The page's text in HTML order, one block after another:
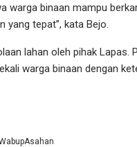
warga binaan mampu
yang tepat”, kata Bejo.
lahan oleh pihak Lapas.
warga binaan dengan